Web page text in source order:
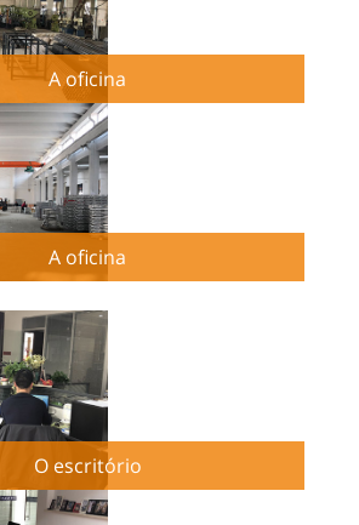
A oficina
A oficina
O escritório